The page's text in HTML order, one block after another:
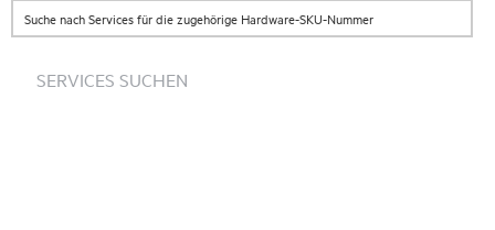
SERVICES SUCHEN